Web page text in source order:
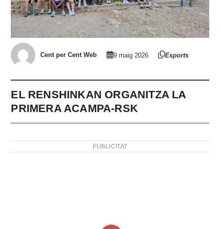
Cent per Cent Web 9 maig 2026 Esports
EL RENSHINKAN ORGANITZA LA
PRIMERA ACAMPA-RSK
PUBLICITAT